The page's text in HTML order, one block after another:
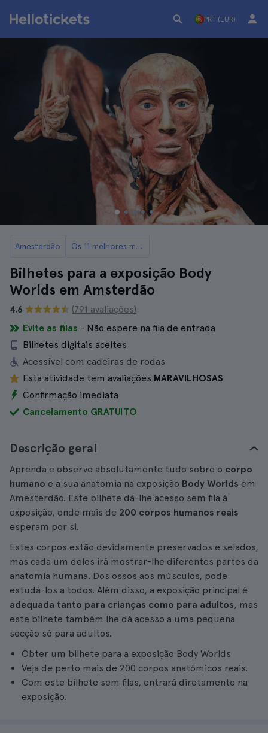
PRT (EUR)
Amesterdão Os 11 melhores museus de Amesterdão
Bilhetes para a exposição Body
Worlds em Amsterdão
4.6
(791 avaliações)
Evite as filas - Não espere na fila de entrada
Bilhetes digitais aceites
Acessível com cadeiras de rodas
Esta atividade tem avaliações MARAVILHOSAS
Confirmação imediata
Cancelamento GRATUITO
Descrição geral
Aprenda e observe absolutamente tudo sobre o corpo
humano e a sua anatomia na exposição Body Worlds em
Amesterdão. Este bilhete dá-lhe acesso sem fila à
exposição, onde mais de 200 corpos humanos reais
esperam por si.
Estes corpos estão devidamente preservados e selados,
mas cada um deles irá mostrar-lhe diferentes partes da
anatomia humana. Dos ossos aos músculos, pode
estudá-los a todos. Além disso, a exposição principal é
adequada tanto para crianças como para adultos, mas
este bilhete também lhe dá acesso a uma pequena
secção só para adultos.
Obter um bilhete para a exposição Body Worlds
Veja de perto mais de 200 corpos anatómicos reais.
Com este bilhete sem filas, entrará diretamente na
exposição.